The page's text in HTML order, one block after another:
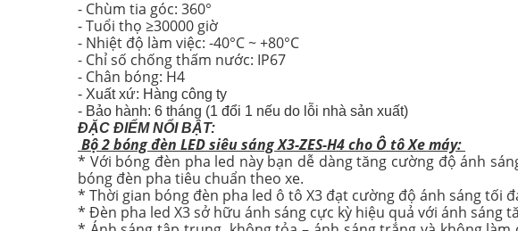
- Chùm tia góc: 360°
- Tuổi thọ ≥30000 giờ
- Nhiệt độ làm việc: -40°C ~ +80°C
- Chỉ số chống thấm nước: IP67
- Chân bóng: H4
- Xuất xứ: Hàng công ty
- Bảo hành: 6 tháng (1 đổi 1 nếu do lỗi nhà sản xuất)
ĐẶC ĐIỂM NỔI BẬT:
Bộ 2 bóng đèn LED siêu sáng X3-ZES-H4 cho Ô tô Xe máy:
* Với bóng đèn pha led này bạn dễ dàng tăng cường độ ánh
bóng đèn pha tiêu chuẩn theo xe.
* Thời gian bóng đèn pha led ô tô X3 đạt cường độ ánh sáng tối
* Đèn pha led X3 sở hữu ánh sáng cực kỳ hiệu quả với ánh sáng